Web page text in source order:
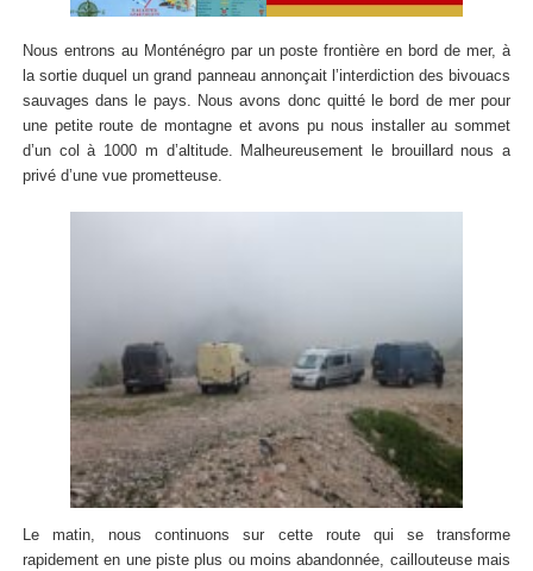
Nous entrons au Monténégro par un poste frontière en bord de mer, à
la sortie duquel un grand panneau annonçait l’interdiction des bivouacs
sauvages dans le pays. Nous avons donc quitté le bord de mer pour
une petite route de montagne et avons pu nous installer au sommet
d’un col à 1000 m d’altitude. Malheureusement le brouillard nous a
privé d’une vue prometteuse.
Le matin, nous continuons sur cette route qui se transforme
rapidement en une piste plus ou moins abandonnée, caillouteuse mais